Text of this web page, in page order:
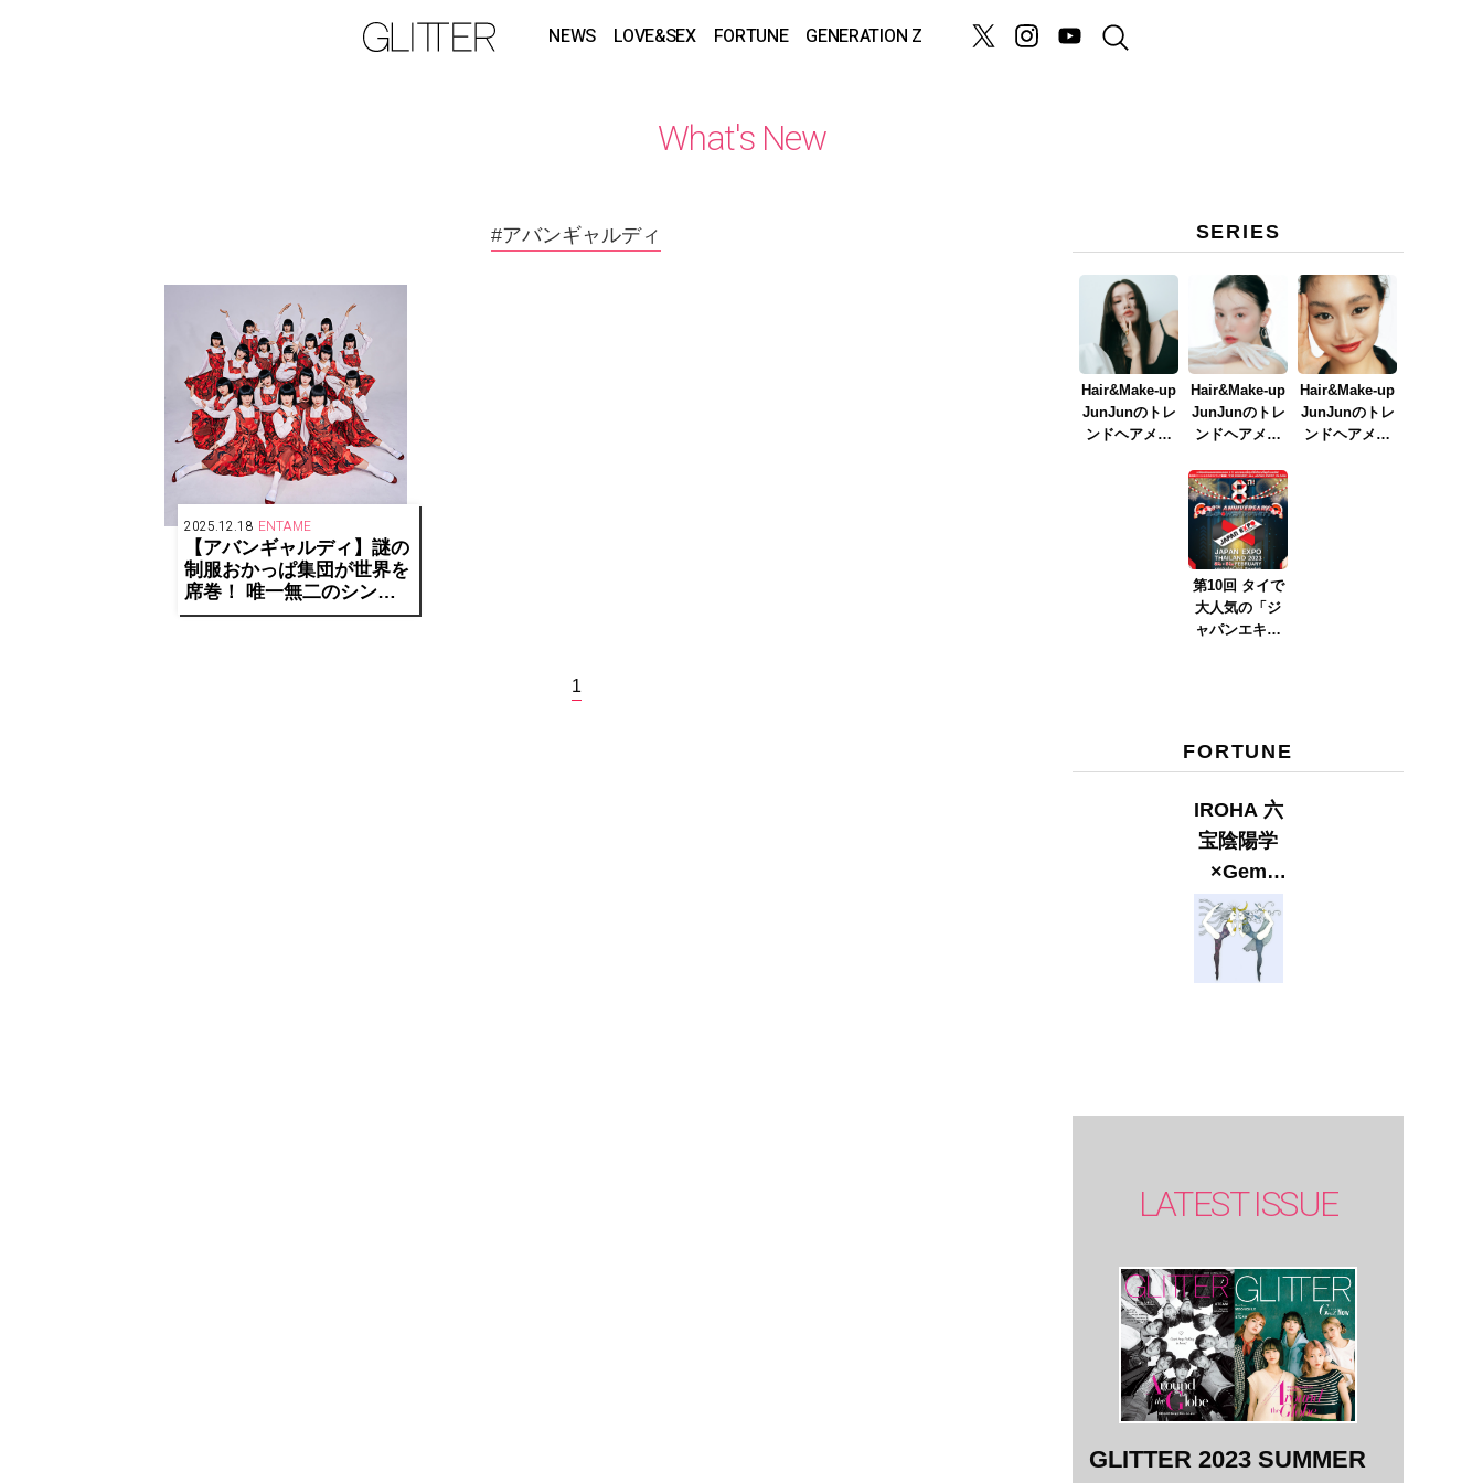
NEWS LOVE&SEX FORTUNE GENERATION Z
What's New
#アバンギャルディ
2025.12.18 ENTAME
【アバンギャルディ】謎の
制服おかっぱ集団が世界を
席巻！ 唯一無二のシンク
ロダンスで魅せるエンター
1
SERIES
Hair&Make-up
JunJunのトレ
ンドヘアメイ
Hair&Make-up
JunJunのトレ
ンドヘアメイ
イク
ver.2023』
Hair&Make-up
JunJunのトレ
ンドヘアメイ
第10回 タイで
大人気の「ジ
ャパンエキス
FORTUNE
IROHA 六
宝陰陽学
×Gem
Muse
【GLITTER
2023
LATEST ISSUE
GLITTER 2023 SUMMER